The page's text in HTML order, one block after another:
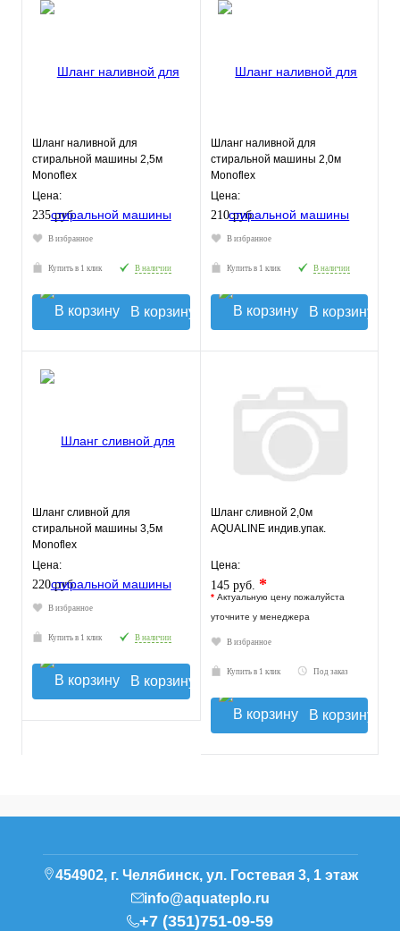
Шланг наливной для
стиральной машины 2,5м
Monoflex
Цена:
235 руб.
В избранное
Купить в 1 клик В наличии
В корзину
Шланг наливной для
стиральной машины 2,0м
Monoflex
Цена:
210 руб.
В избранное
Купить в 1 клик В наличии
В корзину
Шланг сливной для
стиральной машины 3,5м
Monoflex
Цена:
220 руб.
В избранное
Купить в 1 клик В наличии
В корзину
Шланг сливной 2,0м
AQUALINE индив.упак.
Цена:
145 руб. *
* Актуальную цену пожалуйста
уточните у менеджера
В избранное
Купить в 1 клик Под заказ
В корзину
454902, г. Челябинск, ул. Гостевая 3, 1 этаж
info@aquateplo.ru
+7 (351)751-09-59